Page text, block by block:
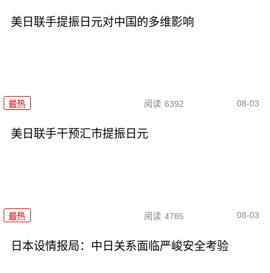
美日联手提振日元对中国的多维影响
最热 阅读 6392 08-03
美日联手干预汇市提振日元
最热 阅读 4785 08-03
日本设情报局：中日关系面临严峻安全考验